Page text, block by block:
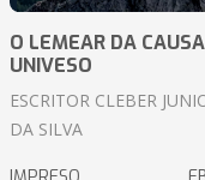
O LEMEAR DA
UNIVESO
ESCRITOR CLEBER
DA SILVA